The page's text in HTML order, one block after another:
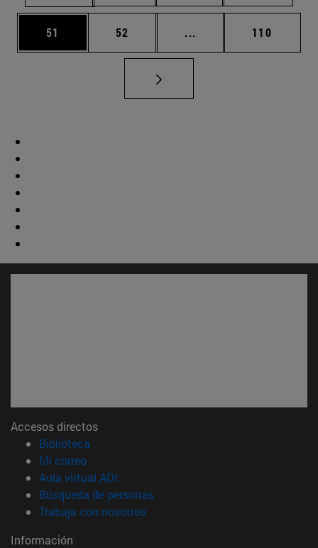
Página
51 Página
52 ... Páginas intermedias
Página
110
Accesos directos
Biblioteca
Mi correo(abre en nueva ventana)
Aula virtual ADI
Búsqueda de personas(abre en nueva ventana)
Trabaja con nosotros(abre en nueva ventana)
Información